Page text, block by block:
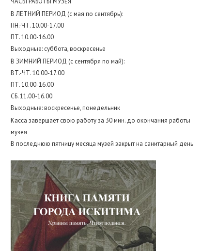
В ЛЕТНИЙ ПЕРИОД (с мая по сентябрь):
ПН.-ЧТ. 10.00-17.00
ПТ. 10.00-16.00
Выходные: суббота, воскресенье
В ЗИМНИЙ ПЕРИОД (с сентября по май):
ВТ.-ЧТ. 10.00-17.00
ПТ. 10.00-16.00
СБ. 11.00-16.00
Выходные: воскресенье, понедельник
Касса завершает свою работу за 30 мин. до окончания работы
музея
В последнюю пятницу месяца музей закрыт на санитарный день